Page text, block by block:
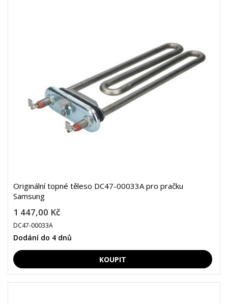
Originální topné těleso DC47-00033A pro pračku
Samsung
1 447,00 Kč
DC47-00033A
Dodání do 4 dnů